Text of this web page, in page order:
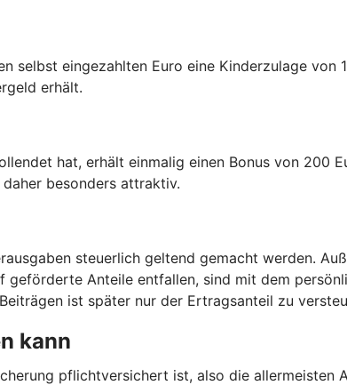
selbst eingezahlten Euro eine Kinderzulage
erhält.
hat, erhält einmalig einen Bonus von
besonders attraktiv.
steuerlich geltend gemacht werden.
Anteile entfallen, sind mit dem
ist später nur der Ertragsanteil zu
kann
pflichtversichert ist, also die allermeisten